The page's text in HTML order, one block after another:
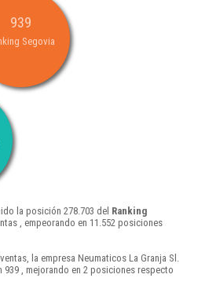
939
Segovia
la posición 278.703 del Ranking
, empeorando en 11.552 posiciones
la empresa Neumaticos La Granja Sl.
, mejorando en 2 posiciones respecto